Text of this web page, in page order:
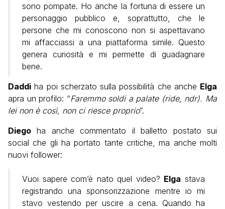
sono pompate. Ho anche la fortuna di essere un
personaggio pubblico e, soprattutto, che le
persone che mi conoscono non si aspettavano
mi affacciassi a una piattaforma simile. Questo
genera curiosità e mi permette di guadagnare
bene.
Daddi ha poi scherzato sulla possibilità che anche Elga
apra un profilo: “Faremmo soldi a palate (ride, ndr). Ma
lei non è così, non ci riesce proprio”.
Diego ha anche commentato il balletto postato sui
social che gli ha portato tante critiche, ma anche molti
nuovi follower:
Vuoi sapere com’è nato quel video? Elga stava
registrando una sponsorizzazione mentre io mi
stavo vestendo per uscire a cena. Quando ha